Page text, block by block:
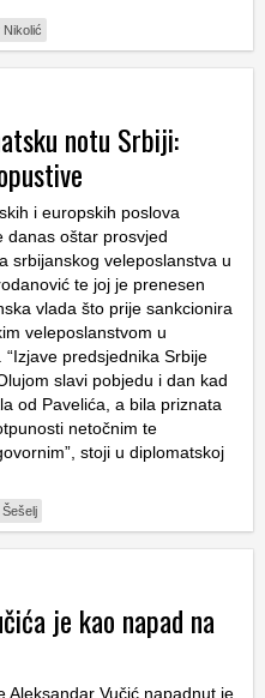
Nikolić
notu Srbiji:
i europskih poslova
danas oštar prosvjed
srbijanskog veleposlanstva u
te joj je prenesen
vlada što prije sankcionira
veleposlanstvom u
predsjednika Srbije
slavi pobjedu i dan kad
od Pavelića, a bila priznata
netočnim te
stoji u diplomatskoj
Šešelj
je kao napad na
Aleksandar Vučić napadnut je